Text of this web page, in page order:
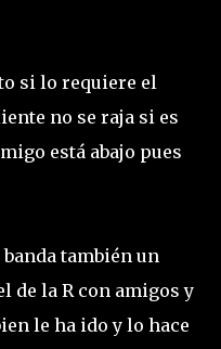
si lo requiere el
no se raja si es
está abajo pues
también un
de la R con amigos y
le ha ido y lo hace